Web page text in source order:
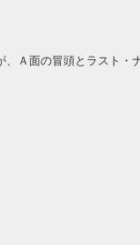
Ａ面の冒頭とラスト・